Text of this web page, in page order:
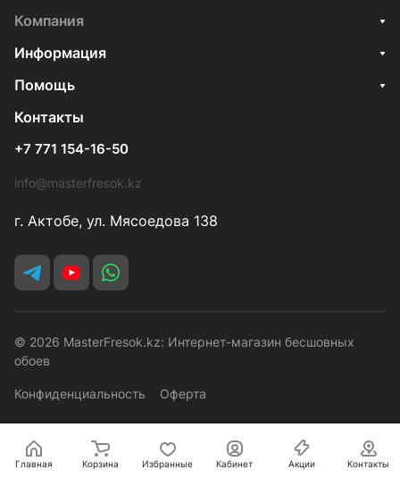
Компания
Информация
Помощь
Контакты
+7 771 154-16-50
info@masterfresok.kz
г. Актобе, ул. Мясоедова 138
© 2026 MasterFresok.kz: Интернет-магазин бесшовных
обоев
Конфиденциальность Оферта
Главная Корзина Избранные Кабинет Акции Контакты